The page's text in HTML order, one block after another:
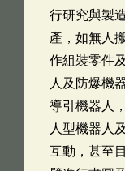
行研究與製
產，如無人
作組裝零件
人及防爆機
導引機器人
人型機器人
互動，甚至